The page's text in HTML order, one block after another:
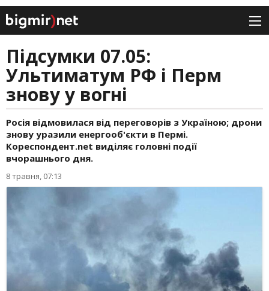
Підсумки 07.05:
Ультиматум РФ і Перм
знову у вогні
Росія відмовилася від переговорів з Україною; дрони
знову уразили енергооб'єкти в Пермі.
Кореспондент.net виділяє головні події
вчорашнього дня.
8 травня, 07:13